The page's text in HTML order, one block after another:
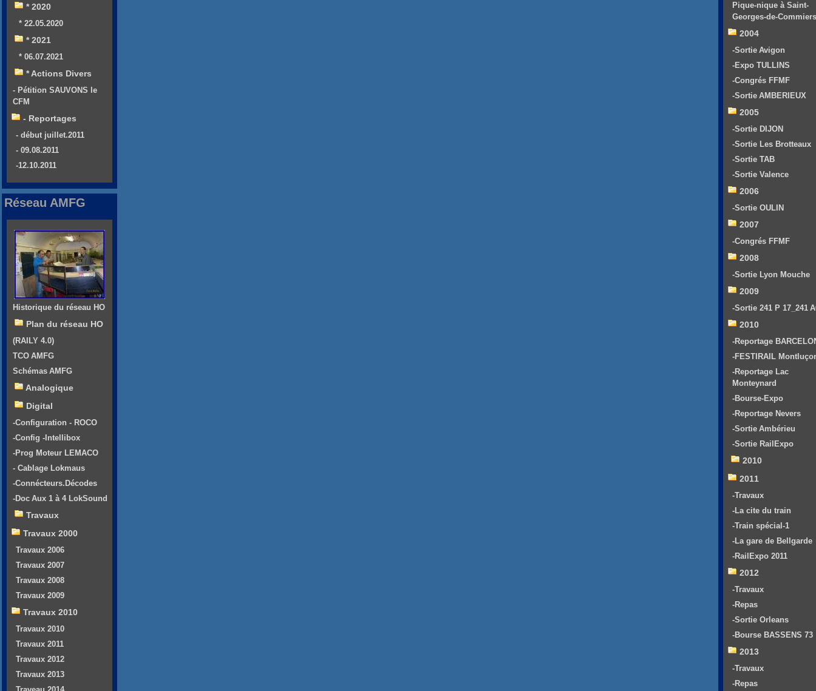
* 2020
* 22.05.2020
* 2021
* 06.07.2021
* Actions Divers
- Pétition SAUVONS le
CFM
- Reportages
- début juillet.2011
- 09.08.2011
-12.10.2011
Réseau AMFG
Historique du réseau HO
Plan du réseau HO
(RAILY 4.0)
TCO AMFG
Schémas AMFG
Analogique
Digital
-Configuration - ROCO
-Config -Intellibox
-Prog Moteur LEMACO
- Cablage Lokmaus
-Connécteurs.Décodes
-Doc Aux 1 à 4 LokSound
Travaux
Travaux 2000
Travaux 2006
Travaux 2007
Travaux 2008
Travaux 2009
Travaux 2010
Travaux 2010
Travaux 2011
Travaux 2012
Travaux 2013
Pique-nique à Saint-
Georges-de-Commiers
2004
-Sortie Avigon
-Expo TULLINS
-Congrés FFMF
-Sortie AMBERIEUX
2005
-Sortie DIJON
-Sortie Les Brotteaux
-Sortie TAB
-Sortie Valence
2006
-Sortie OULIN
2007
-Congrés FFMF
2008
-Sortie Lyon Mouche
2009
-Sortie 241 P 17_241
2010
-Reportage
-FESTIRAIL
-Reportage Lac
Monteynard
-Bourse-Expo
-Reportage Nevers
-Sortie Ambérieu
-Sortie RailExpo
2010
2011
-Travaux
-La cite du train
-Train spécial-1
-La gare de Bellgarde
-RailExpo 2011
2012
-Travaux
-Repas
-Sortie Orleans
-Bourse BASSENS 73
2013
-Travaux
-Repas